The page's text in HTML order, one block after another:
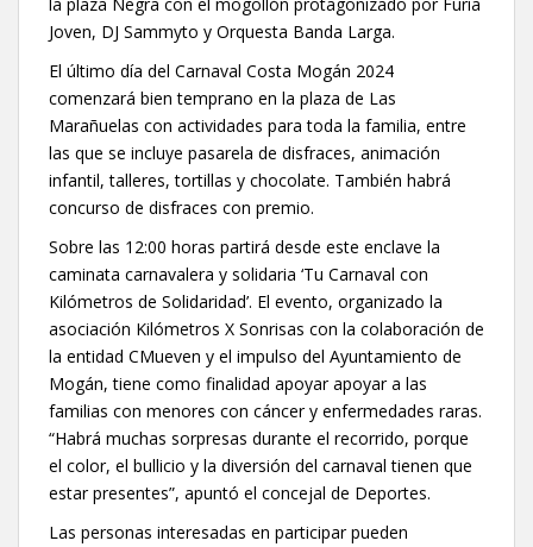
Joven, DJ Sammyto y Orquesta Banda Larga.
El último día del Carnaval Costa Mogán 2024
comenzará bien temprano en la plaza de Las
Marañuelas con actividades para toda la familia, entre
las que se incluye pasarela de disfraces, animación
infantil, talleres, tortillas y chocolate. También habrá
concurso de disfraces con premio.
Sobre las 12:00 horas partirá desde este enclave la
caminata carnavalera y solidaria ‘Tu Carnaval con
Kilómetros de Solidaridad’. El evento, organizado la
asociación Kilómetros X Sonrisas con la colaboración de
la entidad CMueven y el impulso del Ayuntamiento de
Mogán, tiene como finalidad apoyar apoyar a las
familias con menores con cáncer y enfermedades raras.
“Habrá muchas sorpresas durante el recorrido, porque
el color, el bullicio y la diversión del carnaval tienen que
estar presentes”, apuntó el concejal de Deportes.
Las personas interesadas en participar pueden